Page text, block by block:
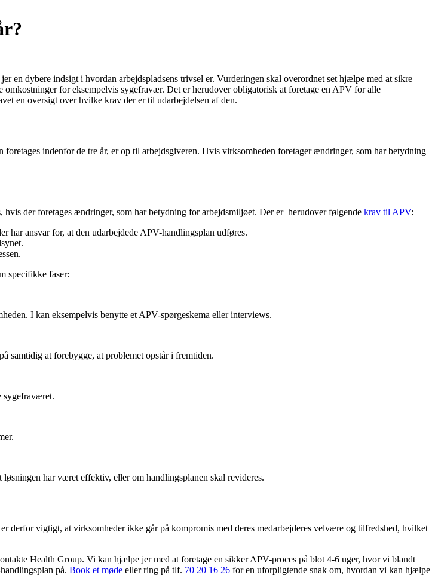
en dybere indsigt i hvordan arbejdspladsens trivsel er. Vurderingen skal overordnet set hjælpe med at sikre
for eksempelvis sygefravær. Det er herudover obligatorisk at foretage en APV for alle
en oversigt over hvilke krav der er til udarbejdelsen af den.
indenfor de tre år, er op til arbejdsgiveren. Hvis virksomheden foretager ændringer, som har betydning
der foretages ændringer, som har betydning for arbejdsmiljøet. Der er herudover følgende krav til APV:
har ansvar for, at den udarbejdede APV-handlingsplan udføres.
specifikke faser:
I kan eksempelvis benytte et APV-spørgeskema eller interviews.
samtidig at forebygge, at problemet opstår i fremtiden.
sygefraværet.
har været effektiv, eller om handlingsplanen skal revideres.
derfor vigtigt, at virksomheder ikke går på kompromis med deres medarbejderes velvære og tilfredshed, hvilket
Health Group. Vi kan hjælpe jer med at foretage en sikker APV-proces på blot 4-6 uger, hvor vi blandt
på. Book et møde eller ring på tlf. 70 20 16 26 for en uforpligtende snak om, hvordan vi kan hjælpe